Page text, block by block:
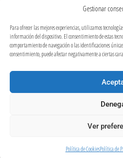
Gestionar
Para ofrecer las mejores experiencias, utilizamos
información del dispositivo. El consentimiento de estas
comportamiento de navegación o las identificaciones
consentimiento, puede afectar negativamente a ciertas
Ver
Política de CookiesPolítica de